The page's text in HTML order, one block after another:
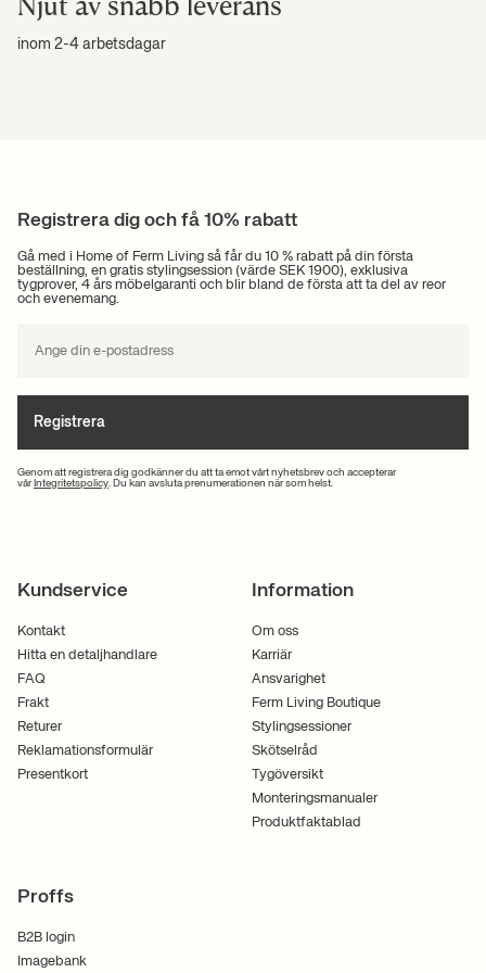
Living-touch. Både Turn-sofforna och dagbäddarna finns tillgängliga i
designerna är vändbart och tvåfärgat, så du kan vända på det för att
de tre borden separat i olika utrymmen i ditt hem.
inom 2-4 arbetsdagar
Registrera dig och få 10% rabatt
Gå med i Home of Ferm Living så får du 10 % rabatt på din första
beställning, en gratis stylingsession (värde SEK 1900), exklusiva
tygprover, 4 års möbelgaranti och blir bland de första att ta del av reor
och evenemang.
Genom att registrera dig godkänner du att ta emot vårt nyhetsbrev och accepterar
vår Integritetspolicy. Du kan avsluta prenumerationen när som helst.
Registrera
Kundservice
Kontakt
Hitta en detaljhandlare
FAQ
Frakt
Returer
Reklamationsformulär
Presentkort
Information
Om oss
Karriär
Ansvarighet
Ferm Living Boutique
Stylingsessioner
Skötselråd
Tygöversikt
Monteringsmanualer
Produktfaktablad
Proffs
B2B login
Imagebank